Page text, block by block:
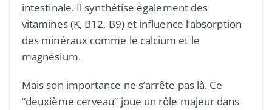
intestinale. Il synthétise également des
vitamines (K, B12, B9) et influence l’absorption
des minéraux comme le calcium et le
magnésium.
Mais son importance ne s’arrête pas là. Ce
“deuxième cerveau” joue un rôle majeur dans